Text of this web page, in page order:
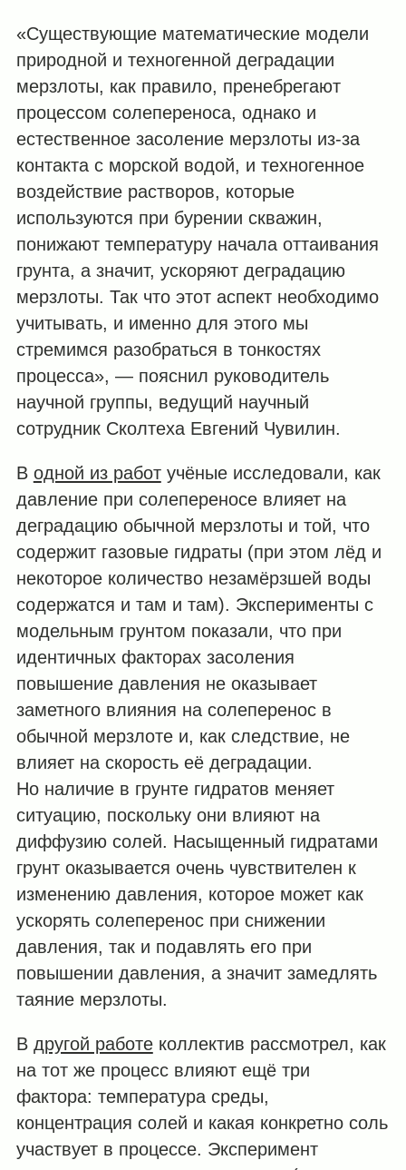
«Существующие математические модели
природной и техногенной деградации
мерзлоты, как правило, пренебрегают
процессом солепереноса, однако и
естественное засоление мерзлоты из-за
контакта с морской водой, и техногенное
воздействие растворов, которые
используются при бурении скважин,
понижают температуру начала оттаивания
грунта, а значит, ускоряют деградацию
мерзлоты. Так что этот аспект необходимо
учитывать, и именно для этого мы
стремимся разобраться в тонкостях
процесса», — пояснил руководитель
научной группы, ведущий научный
сотрудник Сколтеха Евгений Чувилин.
В одной из работучёные исследовали, как
давление при солепереносе влияет на
деградацию обычной мерзлоты и той, что
содержит газовые гидраты (при этом лёд и
некоторое количество незамёрзшей воды
содержатся и там и там). Эксперименты с
модельным грунтом показали, что при
идентичных факторах засоления
повышение давления не оказывает
заметного влияния на солеперенос в
обычной мерзлоте и, как следствие, не
влияет на скорость её деградации.
Но наличие в грунте гидратов меняет
ситуацию, поскольку они влияют на
диффузию солей. Насыщенный гидратами
грунт оказывается очень чувствителен к
изменению давления, которое может как
ускорять солеперенос при снижении
давления, так и подавлять его при
повышении давления, а значит замедлять
таяние мерзлоты.
В другой работеколлектив рассмотрел, как
на тот же процесс влияют ещё три
фактора: температура среды,
концентрация солей и какая конкретно соль
участвует в процессе. Эксперимент